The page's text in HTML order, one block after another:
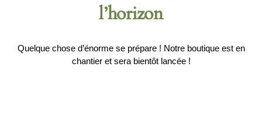
l’horizon
Quelque chose d’énorme se prépare ! Notre boutique est en
chantier et sera bientôt lancée !